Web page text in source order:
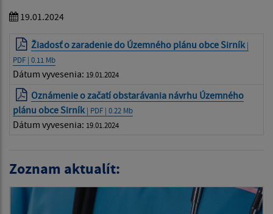
19.01.2024
Žiadosť o zaradenie do Územného plánu obce Sirník |
PDF | 0.11 Mb
Dátum vyvesenia: 19.01.2024
Oznámenie o začatí obstarávania návrhu Územného
plánu obce Sirník | PDF | 0.22 Mb
Dátum vyvesenia: 19.01.2024
Zoznam aktualít: